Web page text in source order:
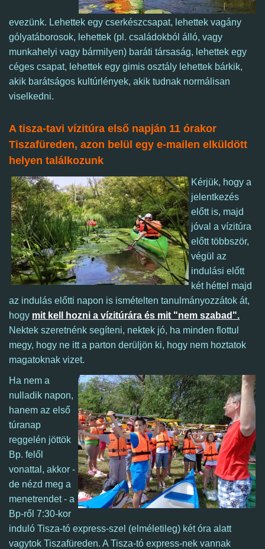
evezünk. Lehettek egy cserkészcsapat, lehettek vagány
gólyatáborosok, lehettek (pl. családokból álló, vagy
munkahelyi vagy bármilyen) baráti társaság, lehettek egy
céges csapat, lehettek egy gimis osztály lehettek bárkik,
akik barátságos kultúrlények, akik tudnak normálisan
viselkedni.
A tisza-tavi vízitúra első napján 11 órakor
Tiszafüreden, azon belül egy e-mailen elküldött
helyen találkozunk
Kérjük, hogy a
jelentkezés
előtt is, majd
jóval a vízitúra
előtt többször,
végül az
indulási előtt
két héttel majd
az indulás előtti napon is ismételten tanulmányozzátok át,
hogy mit kell hozni a vízitúrára és mit "nem szabad".
Nektek szeretnénk segíteni, nektek jó, ha minden flottul
megy, hogy ne itt a parton derüljön ki, hogy nem hoztatok
magatoknak vizet.
Ha nem a
nulladik napon,
hanem az első
túranap
reggelén jöttök
Bp. felől
vonattal, akkor -
de nézd meg a
menetrendet - a
Bp-ről 7:30-kor
induló Tisza-tó express-szel (elméletileg) két óra alatt
vagytok Tiszafüreden. A Tisza-tó express-nek vannak